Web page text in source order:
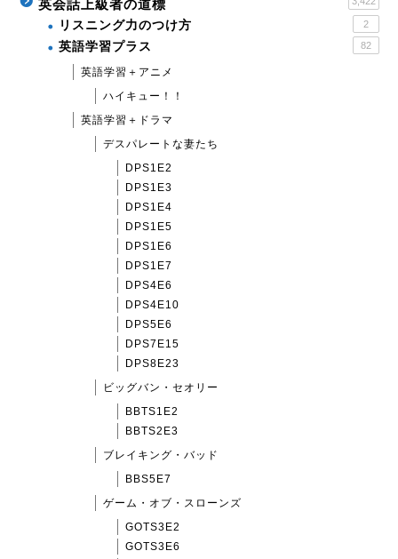
英会話上級者の道標
リスニング力のつけ方 2
英語学習プラス 82
英語学習＋アニメ
ハイキュー！！
英語学習＋ドラマ
デスパレートな妻たち
DPS1E2
DPS1E3
DPS1E4
DPS1E5
DPS1E6
DPS1E7
DPS4E6
DPS4E10
DPS5E6
DPS7E15
DPS8E23
ビッグバン・セオリー
BBTS1E2
BBTS2E3
ブレイキング・バッド
BBS5E7
ゲーム・オブ・スローンズ
GOTS3E2
GOTS3E6